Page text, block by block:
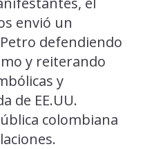
envió un
defendiendo
y reiterando
y
de EE.UU.
colombiana